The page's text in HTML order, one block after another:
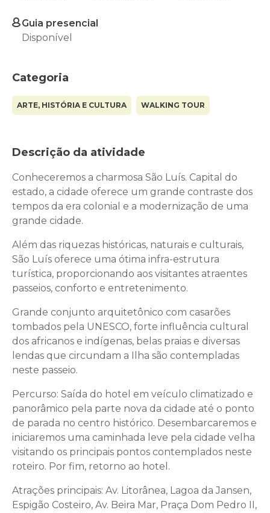
Guia presencial
Disponível
Categoria
ARTE, HISTÓRIA E CULTURA WALKING TOUR
Descrição da atividade
Conheceremos a charmosa São Luís. Capital do
estado, a cidade oferece um grande contraste dos
tempos da era colonial e a modernização de uma
grande cidade.
Além das riquezas históricas, naturais e culturais,
São Luís oferece uma ótima infra-estrutura
turística, proporcionando aos visitantes atraentes
passeios, conforto e entretenimento.
Grande conjunto arquitetônico com casarões
tombados pela UNESCO, forte influência cultural
dos africanos e indígenas, belas praias e diversas
lendas que circundam a Ilha são contempladas
neste passeio.
Percurso: Saída do hotel em veículo climatizado e
panorâmico pela parte nova da cidade até o ponto
de parada no centro histórico. Desembarcaremos e
iniciaremos uma caminhada leve pela cidade velha
visitando os principais pontos contemplados neste
roteiro. Por fim, retorno ao hotel.
Atrações principais: Av. Litorânea, Lagoa da Jansen,
Espigão Costeiro, Av. Beira Mar, Praça Dom Pedro II,